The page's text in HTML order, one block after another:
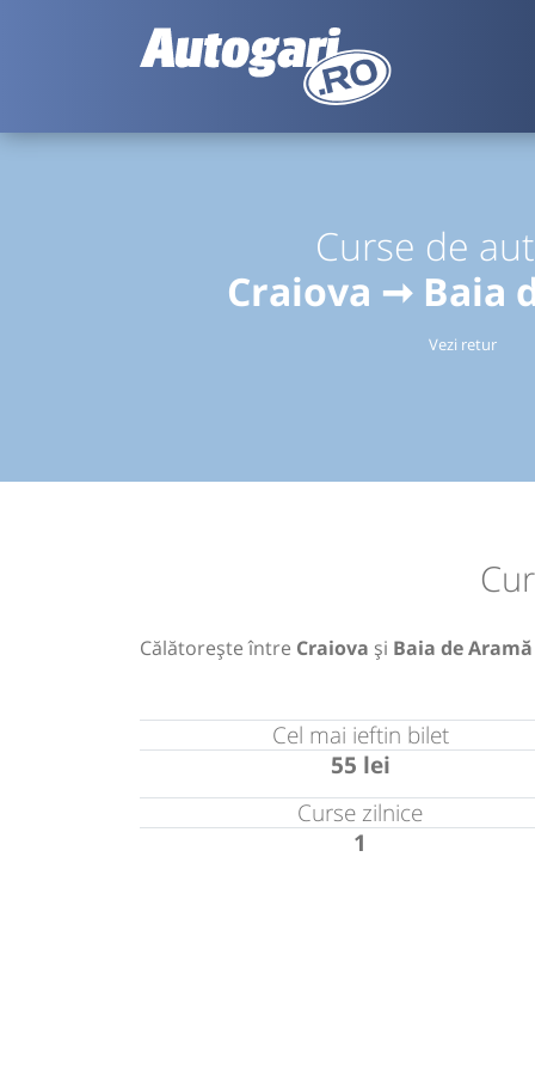
Curse de
Craiova ➞ Baia
Vezi retur
Călătorește între Craiova și Baia de Aramă
Cel mai ieftin bilet
55 lei
Curse zilnice
1